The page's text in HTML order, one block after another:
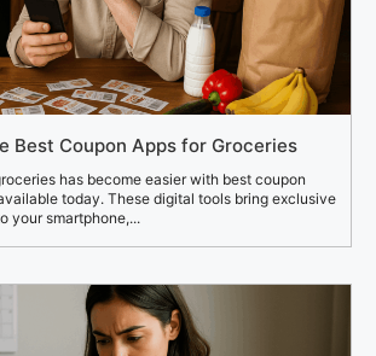
Best Coupon Apps for Groceries
has become easier with best coupon
today. These digital tools bring exclusive
your smartphone,...